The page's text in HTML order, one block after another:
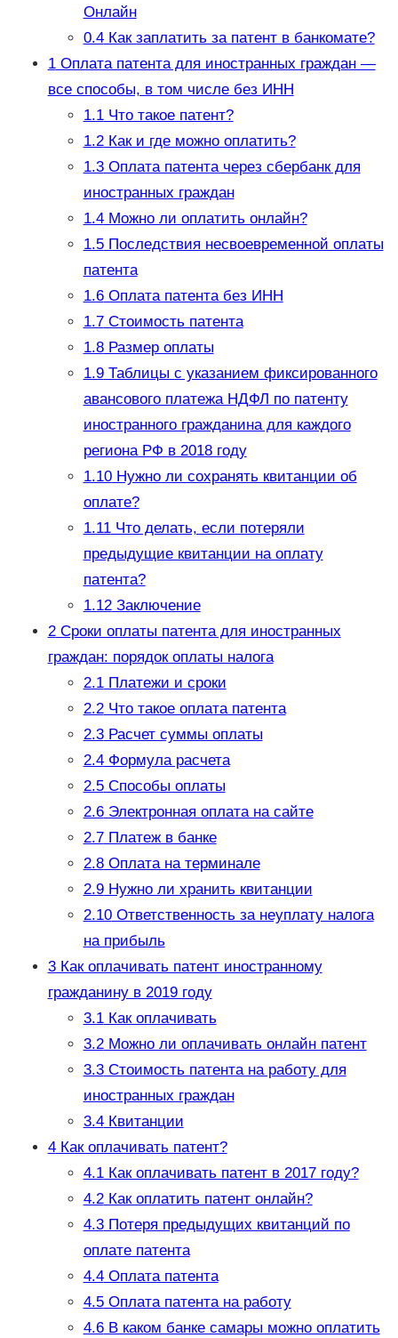
Онлайн
0.4Как заплатить за патент в банкомате?
1Оплата патента для иностранных граждан —
все способы, в том числе без ИНН
1.1Что такое патент?
1.2Как и где можно оплатить?
1.3Оплата патента через сбербанк для
иностранных граждан
1.4Можно ли оплатить онлайн?
1.5Последствия несвоевременной оплаты
патента
1.6Оплата патента без ИНН
1.7Стоимость патента
1.8Размер оплаты
1.9Таблицы с указанием фиксированного
авансового платежа НДФЛ по патенту
иностранного гражданина для каждого
региона РФ в 2018 году
1.10Нужно ли сохранять квитанции об
оплате?
1.11Что делать, если потеряли
предыдущие квитанции на оплату
патента?
1.12Заключение
2Сроки оплаты патента для иностранных
граждан: порядок оплаты налога
2.1Платежи и сроки
2.2Что такое оплата патента
2.3Расчет суммы оплаты
2.4Формула расчета
2.5Способы оплаты
2.6Электронная оплата на сайте
2.7Платеж в банке
2.8Оплата на терминале
2.9Нужно ли хранить квитанции
2.10Ответственность за неуплату налога
на прибыль
3Как оплачивать патент иностранному
гражданину в 2019 году
3.1Как оплачивать
3.2Можно ли оплачивать онлайн патент
3.3Стоимость патента на работу для
иностранных граждан
3.4Квитанции
4Как оплачивать патент?
4.1Как оплачивать патент в 2017 году?
4.2Как оплатить патент онлайн?
4.3Потеря предыдущих квитанций по
оплате патента
4.4Оплата патента
4.5Оплата патента на работу
4.6В каком банке самары можно оплатить